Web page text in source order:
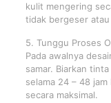
kulit mengering
tidak bergeser atau
5. Tunggu Proses
Pada awalnya
samar. Biarkan
selama 24 – 48
secara maksimal.